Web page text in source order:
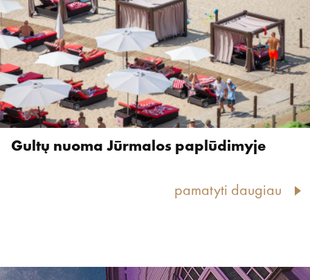
Gultų nuoma Jūrmalos paplūdimyje
pamatyti daugiau